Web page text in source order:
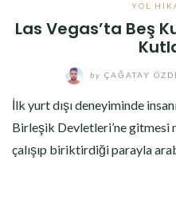
YOL
Las Vegas’ta Beş
by ÇAĞATAY
İlk yurt dışı deneyiminde
Birleşik Devletleri’ne gitmesi
çalışıp biriktirdiği parayla